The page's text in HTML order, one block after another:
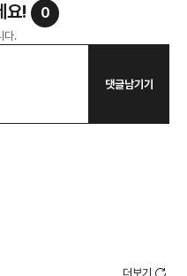
요! 0
다.
댓글남기기
더보기